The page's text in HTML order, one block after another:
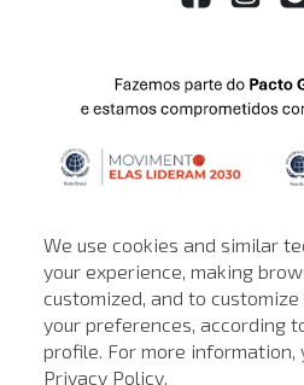
We use cookies and similar
your experience, making
customized, and to
your preferences, according
profile. For more information,
Privacy Policy.
© © Copyright 2000-2026 - Todos os
John John reserva-se no direito de